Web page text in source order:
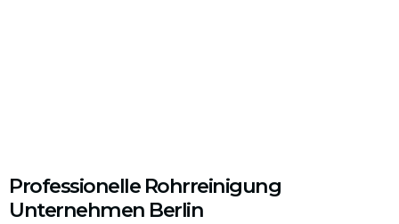
Professionelle Rohrreinigung
Unternehmen Berlin